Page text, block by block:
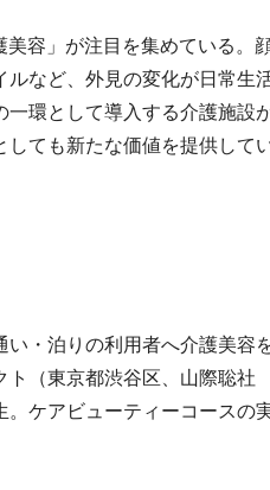
容」が注目を集めている。
ルなど、外見の変化が日常生
一環として導入する介護施設
ても新たな価値を提供して
・泊りの利用者へ介護美容
ト（東京都渋谷区、山際聡社
ケアビューティーコースの